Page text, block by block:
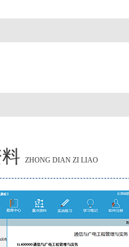
ZHONG DIAN ZI LIAO